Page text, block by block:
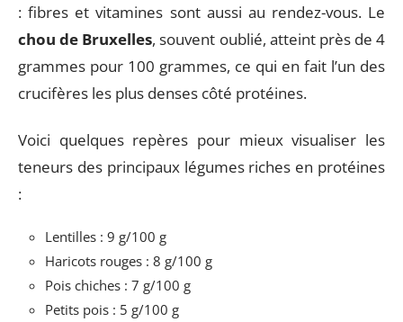
: fibres et vitamines sont aussi au rendez-vous. Le
chou de Bruxelles, souvent oublié, atteint près de 4
grammes pour 100 grammes, ce qui en fait l’un des
crucifères les plus denses côté protéines.
Voici quelques repères pour mieux visualiser les
teneurs des principaux légumes riches en protéines
:
Lentilles : 9 g/100 g
Haricots rouges : 8 g/100 g
Pois chiches : 7 g/100 g
Petits pois : 5 g/100 g